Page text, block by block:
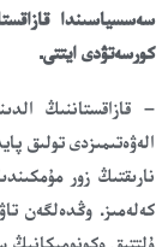
سەسسياسىندا
كورسەتۋدى ايتتى.
– قازاقستاننىڭ
الەۋەتىمىزدى تولىق
نارىقتىڭ زور
كەلەمىز. وڭدەلگەن